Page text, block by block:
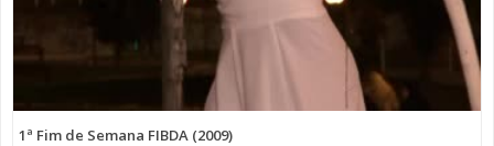
1ª Fim de Semana FIBDA (2009)